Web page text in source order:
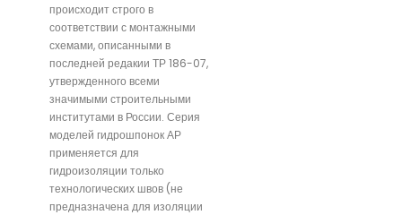
происходит строго в
соответствии с монтажными
схемами, описанными в
последней редакии ТР 186-07,
утвержденного всеми
значимыми строительными
институтами в России. Серия
моделей гидрошпонок АР
применяется для
гидроизоляции только
технологических швов (не
предназначена для изоляции